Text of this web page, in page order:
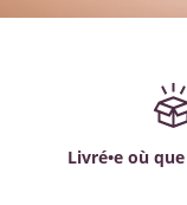
Livré•e où